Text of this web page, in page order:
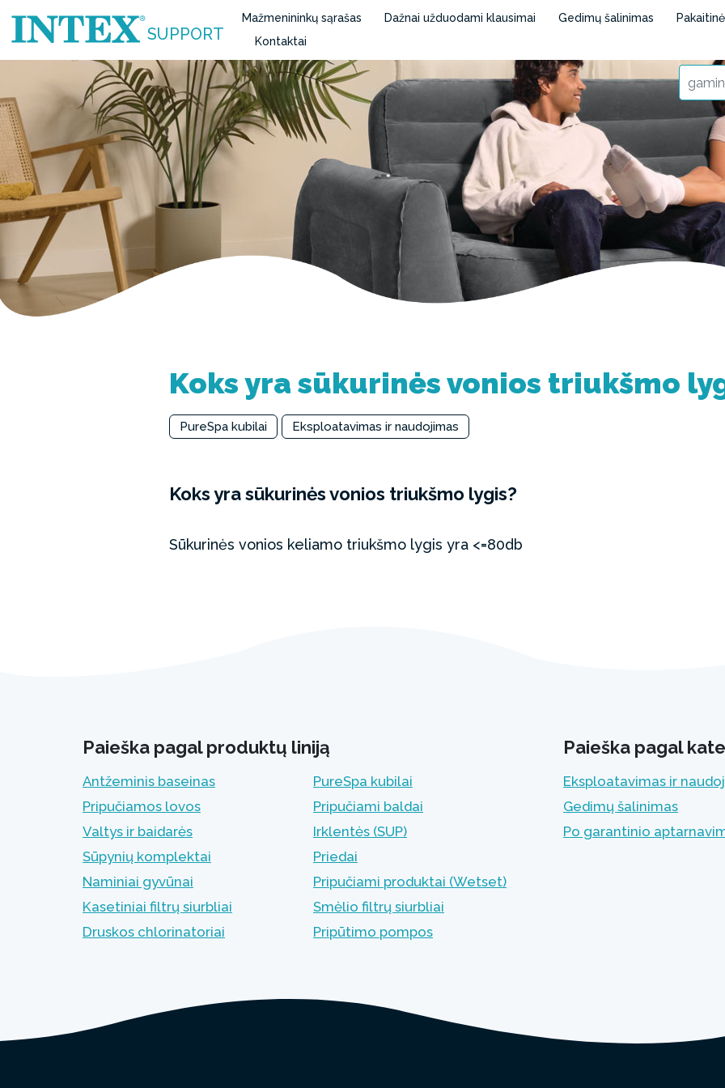
SUPPORT
Mažmenininkų sąrašas Dažnai užduodami klausimai Gedimų šalinimas
Kontaktai
Koks yra sūkurinės vonios triukšmo
PureSpa kubilai Eksploatavimas ir naudojimas
Koks yra sūkurinės vonios triukšmo lygis?
Sūkurinės vonios keliamo triukšmo lygis yra <=80db
Paieška pagal produktų liniją
Antžeminis baseinas
PureSpa kubilai
Pripučiamos lovos
Pripučiami baldai
Valtys ir baidarės
Irklentės (SUP)
Sūpynių komplektai
Priedai
Naminiai gyvūnai
Pripučiami produktai (Wetset)
Kasetiniai filtrų siurbliai
Smėlio filtrų siurbliai
Druskos chlorinatoriai
Pripūtimo pompos
Paieška pagal
Eksploatavimas ir
Gedimų šalinimas
Po garantinio